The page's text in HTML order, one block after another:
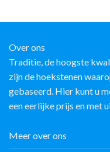
Over ons
Traditie, de hoogste
zijn de hoekstenen
gebaseerd. Hier kunt u
een eerlijke prijs en met
Meer over ons